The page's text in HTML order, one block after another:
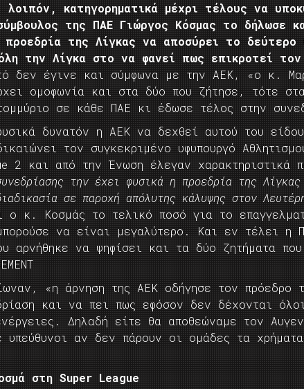
λοιπόν, κατηγορηματικά μέχρι τέλους να
της ΠΑΕ Γιώργος Κόσμας το δήλωσε
της Λίγκας να αποσύρει το δεύτερο
την Λίγκα στο να φανεί πως επικροτεί τον
δεν έγινε και σύμφωνα με την ΑΕΚ, «ο κ.
ομοφωνία και στα δύο που ζήτησε, τότε
σε κάθε ΠΑΕ κι έδωσε τέλος στην
δυνατόν η ΑΕΚ να δεχθεί αυτού του
τον συγκεκριμένο υφυπουργό
2 και από την Ένωση έλεγαν χαρακτηριστικά
την έχει φυσικά η προεδρία της
σε παροχή απόλυτης κάλυψης στον
ο κ. Κοσμάς το τελικό ποσό για το
να είναι μεγαλύτερο. Και εν τέλει η
αρνήθηκε να ψηφίσει και τα δύο ζητήματα
«η άρνηση της ΑΕΚ οδήγησε τον πρόεδρο
και να πει πως εφόσον δεν δέχονται
Δηλαδή είτε θα αποθεώναμε τον
υπεύθυνοι αν δεν πάρουν οι ομάδες τα
στη Super League